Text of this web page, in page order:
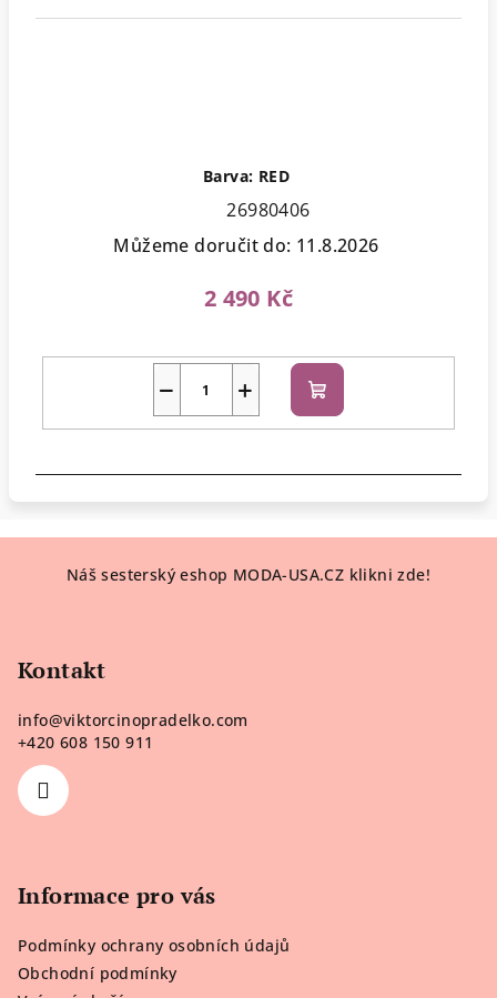
Barva: RED
26980406
Můžeme doručit do: 11.8.2026
2 490 Kč
+
− Do
košíku
Náš sesterský eshop MODA-USA.CZ klikni zde!
Kontakt
info@viktorcinopradelko.com
+420 608 150 911
Informace pro vás
Podmínky ochrany osobních údajů
Obchodní podmínky